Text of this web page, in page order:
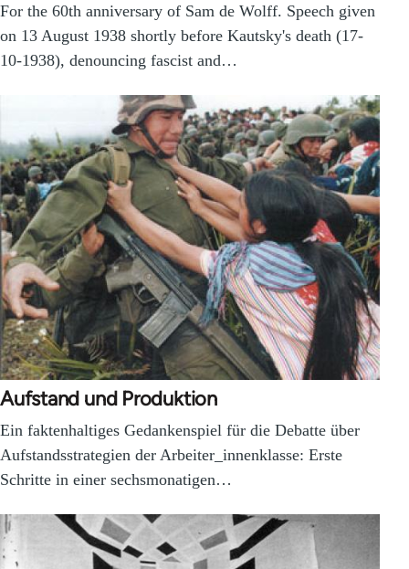
For the 60th anniversary of Sam de Wolff. Speech given
on 13 August 1938 shortly before Kautsky's death (17-
10-1938), denouncing fascist and…
Aufstand und Produktion
Ein faktenhaltiges Gedankenspiel für die Debatte über
Aufstandsstrategien der Arbeiter_innenklasse: Erste
Schritte in einer sechsmonatigen…